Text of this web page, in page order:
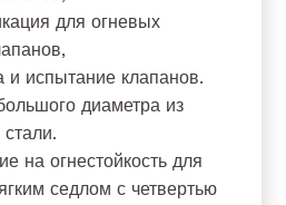
для огневых
и испытание клапанов.
диаметра из
стали.
на огнестойкость для
седлом с четвертью